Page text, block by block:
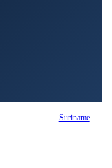
Suriname